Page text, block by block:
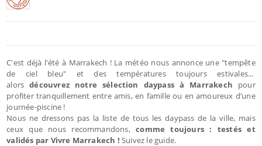
C'est déjà l'été à Marrakech ! La météo nous annonce une "tempête
de ciel bleu" et des températures toujours estivales...
alorsdécouvrez notre sélection daypass à Marrakech pour
profiter tranquillement entre amis, en famille ou en amoureux d’une
journée-piscine !
Nous ne dressons pas la liste de tous les daypass de la ville, mais
ceux que nous recommandons,comme toujours : testés et
validés par Vivre Marrakech !Suivez le guide.